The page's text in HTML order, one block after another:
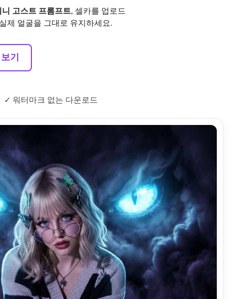
고스트 프롬프트, 셀카를 업로드
제 얼굴을 그대로 유지하세요.
기
✓ 워터마크 없는 다운로드